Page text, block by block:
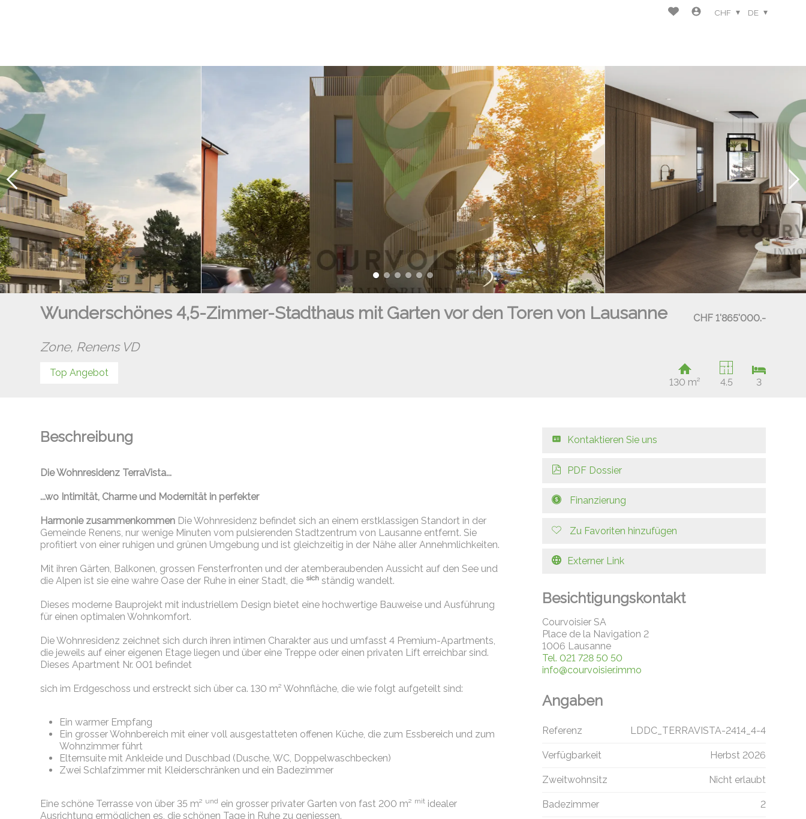
CHF DE
Wunderschönes 4,5-Zimmer-Stadthaus mit Garten vor den Toren von Lausanne CHF 1'865'000.-
Zone, Renens VD
Top Angebot
130 m²
4.5 3
Beschreibung
Die Wohnresidenz TerraVista...
...wo Intimität, Charme und Modernität in perfekter
Harmonie zusammenkommen Die Wohnresidenz befindet sich an einem erstklassigen Standort in der
Gemeinde Renens, nur wenige Minuten vom pulsierenden Stadtzentrum von Lausanne entfernt. Sie
profitiert von einer ruhigen und grünen Umgebung und ist gleichzeitig in der Nähe aller Annehmlichkeiten.
Mit ihren Gärten, Balkonen, grossen Fensterfronten und der atemberaubenden Aussicht auf den See und
die Alpen ist sie eine wahre Oase der Ruhe in einer Stadt, die sich ständig wandelt.
Dieses moderne Bauprojekt mit industriellem Design bietet eine hochwertige Bauweise und Ausführung
für einen optimalen Wohnkomfort.
Die Wohnresidenz zeichnet sich durch ihren intimen Charakter aus und umfasst 4 Premium-Apartments,
die jeweils auf einer eigenen Etage liegen und über eine Treppe oder einen privaten Lift erreichbar sind.
Dieses Apartment Nr. 001 befindet
sich im Erdgeschoss und erstreckt sich über ca. 130 m² Wohnfläche, die wie folgt aufgeteilt sind:
Ein warmer Empfang
Ein grosser Wohnbereich mit einer voll ausgestatteten offenen Küche, die zum Essbereich und zum
Wohnzimmer führt
Elternsuite mit Ankleide und Duschbad (Dusche, WC, Doppelwaschbecken)
Zwei Schlafzimmer mit Kleiderschränken und ein Badezimmer
Eine schöne Terrasse von über 35 m² und ein grosser privater Garten von fast 200 m² mit idealer
Ausrichtung ermöglichen es, die schönen Tage in Ruhe zu geniessen.
Kontaktieren Sie uns
PDF Dossier
Finanzierung
Zu Favoriten hinzufügen
Externer Link
Besichtigungskontakt
Courvoisier SA
Place de la Navigation 2
1006 Lausanne
Tel. 021 728 50 50
info@courvoisier.immo
Angaben
Referenz LDDC_TERRAVISTA-2414_4-4
Verfügbarkeit Herbst 2026
Zweitwohnsitz Nicht erlaubt
Badezimmer 2